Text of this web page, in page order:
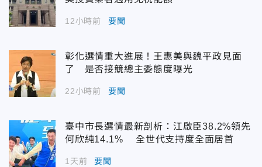
12小時前 要聞
彰化選情重大進展！王惠美與魏平政見面
了 是否接競總主委態度曝光
22小時前 要聞
臺中市長選情最新剖析：江啟臣38.2%領先
何欣純14.1% 全世代支持度全面居首
1天前 要聞